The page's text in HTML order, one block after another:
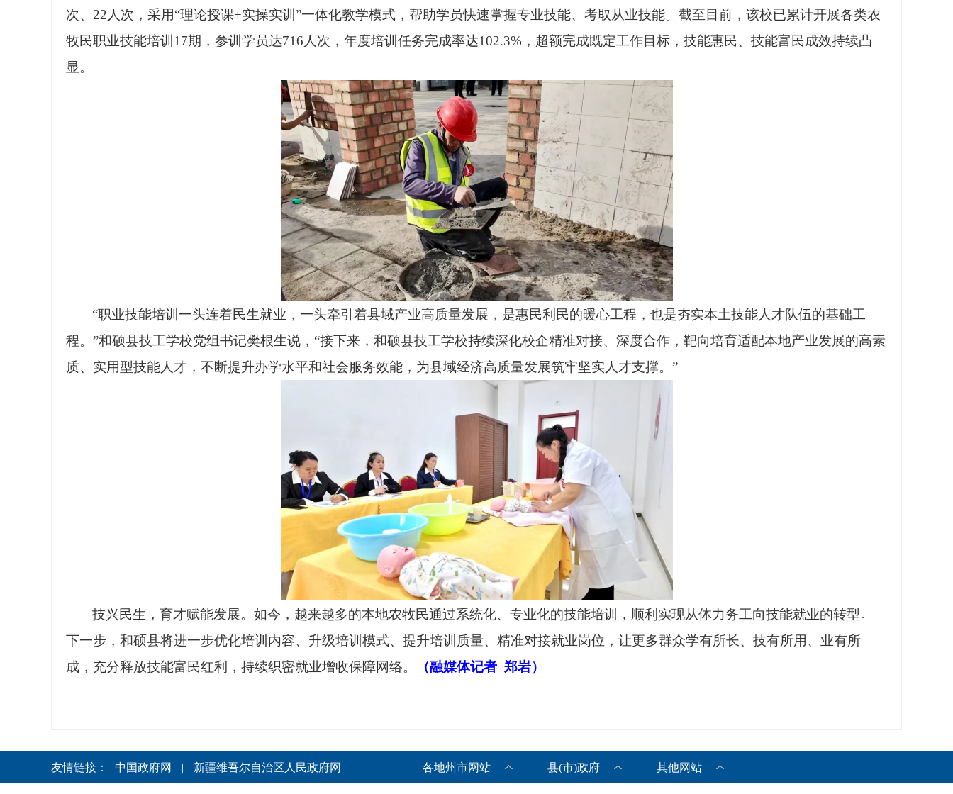
次、22人次，采用“理论授课+实操实训”一体化教学模式，帮助学员快速掌握专业技能、考取从业技能。截至目前，该校已累计开展各类农
牧民职业技能培训17期，参训学员达716人次，年度培训任务完成率达102.3%，超额完成既定工作目标，技能惠民、技能富民成效持续凸
显。
“职业技能培训一头连着民生就业，一头牵引着县域产业高质量发展，是惠民利民的暖心工程，也是夯实本土技能人才队伍的基础工
程。”和硕县技工学校党组书记樊根生说，“接下来，和硕县技工学校持续深化校企精准对接、深度合作，靶向培育适配本地产业发展的高素
质、实用型技能人才，不断提升办学水平和社会服务效能，为县域经济高质量发展筑牢坚实人才支撑。”
技兴民生，育才赋能发展。如今，越来越多的本地农牧民通过系统化、专业化的技能培训，顺利实现从体力务工向技能就业的转型。
下一步，和硕县将进一步优化培训内容、升级培训模式、提升培训质量、精准对接就业岗位，让更多群众学有所长、技有所用、业有所
成，充分释放技能富民红利，持续织密就业增收保障网络。
（融媒体记者 郑岩）
友情链接： 中国政府网 | 新疆维吾尔自治区人民政府网 各地州市网站 县(市)政府 其他网站